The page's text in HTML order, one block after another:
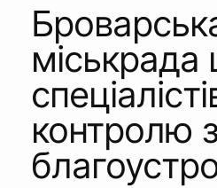
міськрада
контролю